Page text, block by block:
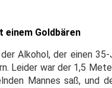
einem Goldbären
Alkohol, der einen
Leider war der 1,5
Mannes saß, und